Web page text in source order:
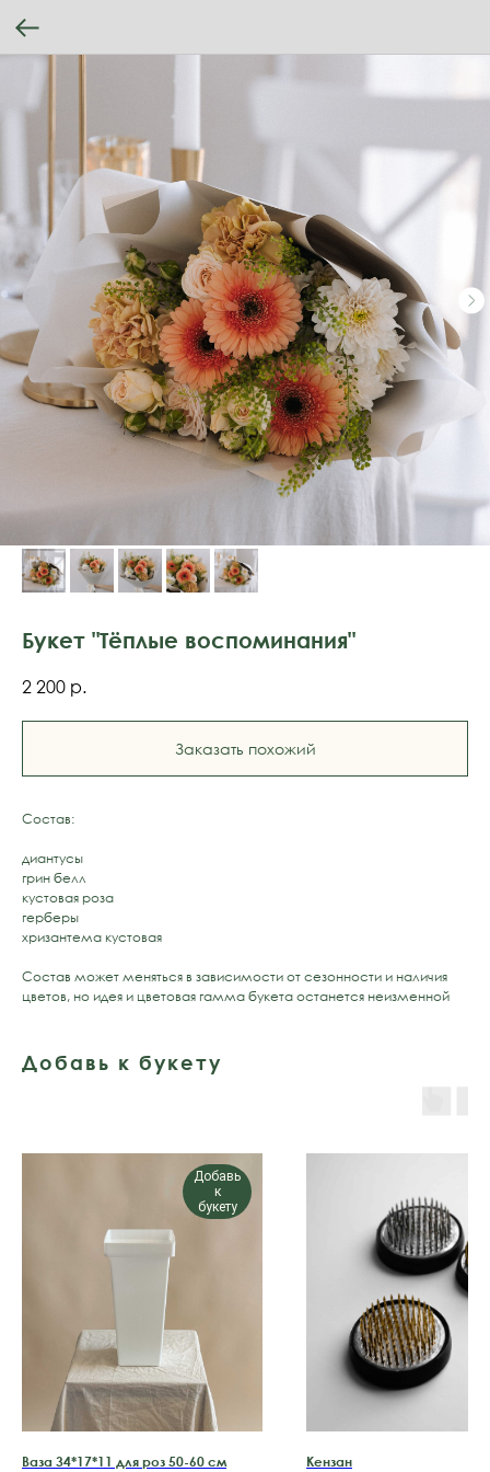
Букет "Тёплые воспоминания"
2 200 р.
Заказать похожий
Состав:
диантусы
грин белл
кустовая роза
герберы
хризантема кустовая
Состав может меняться в зависимости от сезонности и наличия
цветов, но идея и цветовая гамма букета останется неизменной
Добавь к букету
Добавь
к
букету
Ваза 34*17*11 для роз 50-60 см Кензан